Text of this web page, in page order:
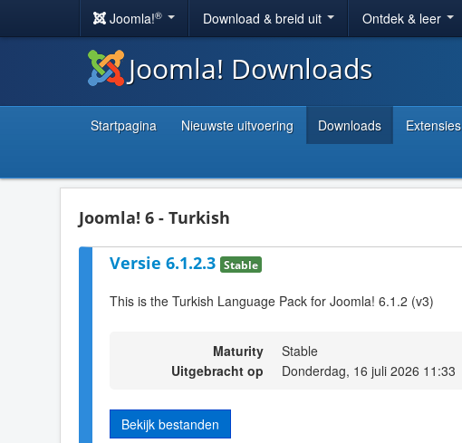
Joomla!® Download & breid uit Ontdek & leer
Joomla! Downloads
Startpagina Nieuwste uitvoering Downloads Extensies
Joomla! 6 - Turkish
Versie 6.1.2.3 Stable
This is the Turkish Language Pack for Joomla! 6.1.2 (v3)
Maturity
Stable
Uitgebracht op
Donderdag, 16 juli 2026 11:33
Bekijk bestanden